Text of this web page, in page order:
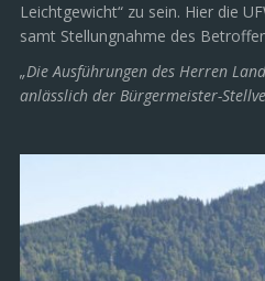
Leichtgewicht“ zu sein. Hier die
samt Stellungnahme des
„Die Ausführungen des Herren
anlässlich der Bürgermeister-